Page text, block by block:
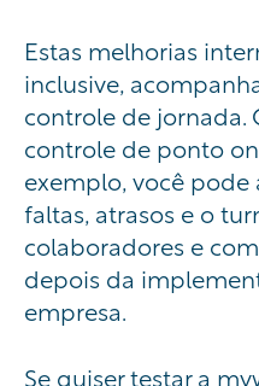
Estas melhorias
inclusive,
controle de jornada.
controle de ponto
exemplo, você
faltas, atrasos e o
colaboradores e
depois da
empresa.
Se quiser testar a